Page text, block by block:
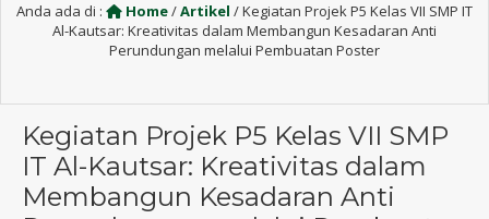
Anda ada di : Home/Artikel /Kegiatan Projek P5 Kelas VII SMP IT
Al-Kautsar: Kreativitas dalam Membangun Kesadaran Anti
Perundungan melalui Pembuatan Poster
Kegiatan Projek P5 Kelas VII SMP
IT Al-Kautsar: Kreativitas dalam
Membangun Kesadaran Anti